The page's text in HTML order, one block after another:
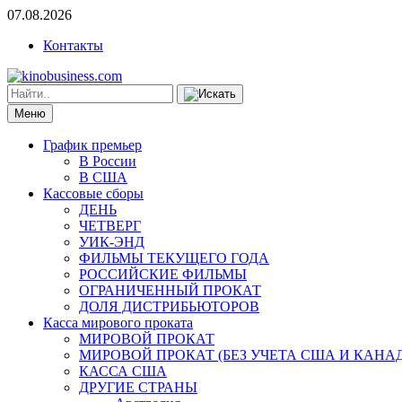
07.08.2026
Контакты
Меню
График премьер
В России
В США
Кассовые сборы
ДЕНЬ
ЧЕТВЕРГ
УИК-ЭНД
ФИЛЬМЫ ТЕКУЩЕГО ГОДА
РОССИЙСКИЕ ФИЛЬМЫ
ОГРАНИЧЕННЫЙ ПРОКАТ
ДОЛЯ ДИСТРИБЬЮТОРОВ
Касса мирового проката
МИРОВОЙ ПРОКАТ
МИРОВОЙ ПРОКАТ (БЕЗ УЧЕТА США И
КАССА США
ДРУГИЕ СТРАНЫ